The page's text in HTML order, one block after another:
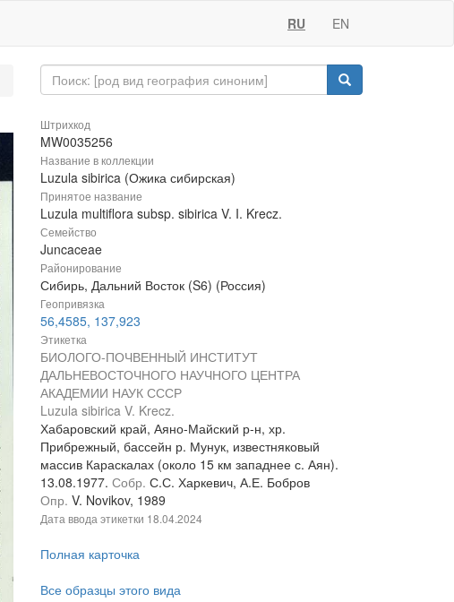
RU EN
Штрихкод
MW0035256
Название в коллекции
Luzula sibirica (Ожика сибирская)
Принятое название
Luzula multiflora subsp. sibirica V. I. Krecz.
Семейство
Juncaceae
Районирование
Сибирь, Дальний Восток (S6) (Россия)
Геопривязка
56,4585, 137,923
Этикетка
БИОЛОГО-ПОЧВЕННЫЙ ИНСТИТУТ
ДАЛЬНЕВОСТОЧНОГО НАУЧНОГО ЦЕНТРА
АКАДЕМИИ НАУК СССР
Luzula sibirica V. Krecz.
Хабаровский край, Аяно-Майский р-н, хр.
Прибрежный, бассейн р. Мунук, известняковый
массив Караскалах (около 15 км западнее с. Аян).
13.08.1977. Собр. С.С. Харкевич, А.Е. Бобров
Опр. V. Novikov, 1989
Дата ввода этикетки 18.04.2024
Полная карточка
Все образцы этого вида